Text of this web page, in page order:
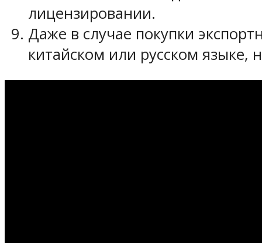
лицензировании.
Даже в случае покупки
китайском или русском языке,